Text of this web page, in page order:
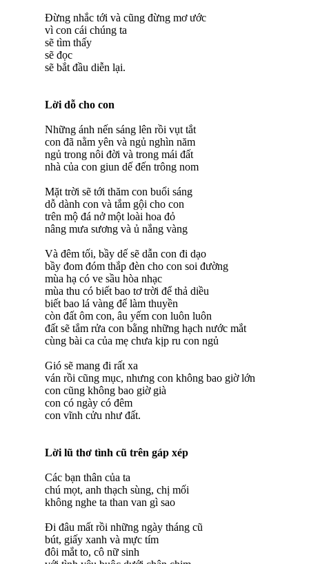
Đừng nhắc tới và cũng đừng mơ ước
vì con cái chúng ta
sẽ tìm thấy
sẽ đọc
sẽ bắt đầu diễn lại.
Lời dỗ cho con
Những ánh nến sáng lên rồi vụt tắt
con đã nằm yên và ngủ nghìn năm
ngủ trong nôi đời và trong mái đất
nhà của con giun dế đến trông nom
Mặt trời sẽ tới thăm con buổi sáng
dỗ dành con và tắm gội cho con
trên mộ đá nở một loài hoa đỏ
nâng mưa sương và ủ nắng vàng
Và đêm tối, bầy dế sẽ dẫn con đi dạo
bầy đom đóm thắp đèn cho con soi đường
mùa hạ có ve sầu hòa nhạc
mùa thu có biết bao tơ trời để thả diều
biết bao lá vàng để làm thuyền
còn đất ôm con, âu yếm con luôn luôn
đất sẽ tắm rửa con bằng những hạch nước mắt
cùng bài ca của mẹ chưa kịp ru con ngủ
Gió sẽ mang đi rất xa
ván rồi cũng mục, nhưng con không bao giờ lớn
con cũng không bao giờ già
con có ngày có đêm
con vĩnh cửu như đất.
Lời lũ thơ tình cũ trên gáp xép
Các bạn thân của ta
chú mọt, anh thạch sùng, chị mối
không nghe ta than van gì sao
Đi đâu mất rồi những ngày tháng cũ
bút, giấy xanh và mực tím
đôi mắt to, cô nữ sinh